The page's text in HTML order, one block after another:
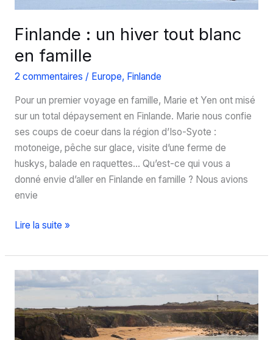
Finlande : un hiver tout blanc
en famille
2 commentaires / Europe, Finlande
Pour un premier voyage en famille, Marie et Yen ont misé
sur un total dépaysement en Finlande. Marie nous confie
ses coups de coeur dans la région d’Iso-Syote :
motoneige, pêche sur glace, visite d’une ferme de
huskys, balade en raquettes… Qu’est-ce qui vous a
donné envie d’aller en Finlande en famille ? Nous avions
envie
Finlande
un
hiver
tout
en
famille
Lire la suite »